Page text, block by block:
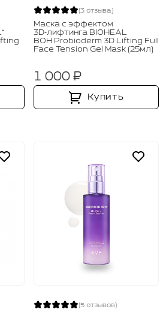
(3 отзыва)
Маска с эффектом
3D‑лифтинга BIOHEAL
BOH Probioderm 3D Lifting Full
Face Tension Gel Mask (25мл)
1 000 ₽
Купить
(5 отзывов)